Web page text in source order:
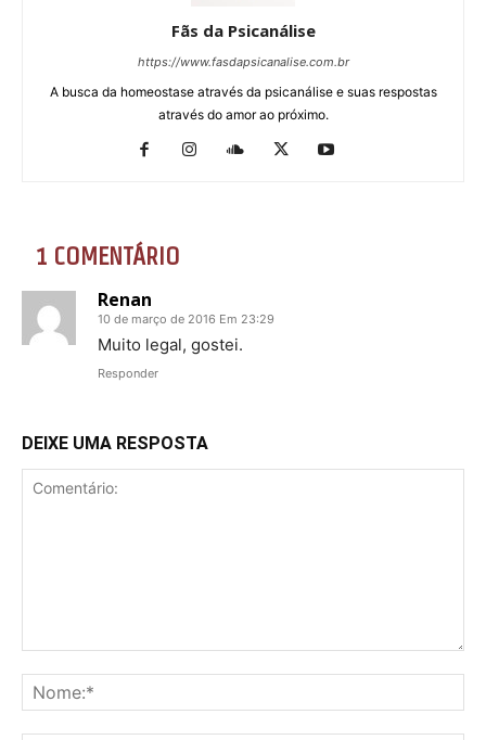
Fãs da Psicanálise
https://www.fasdapsicanalise.com.br
A busca da homeostase através da psicanálise e suas respostas
através do amor ao próximo.
1 COMENTÁRIO
Renan
10 de março de 2016 Em 23:29
Muito legal, gostei.
Responder
DEIXE UMA RESPOSTA